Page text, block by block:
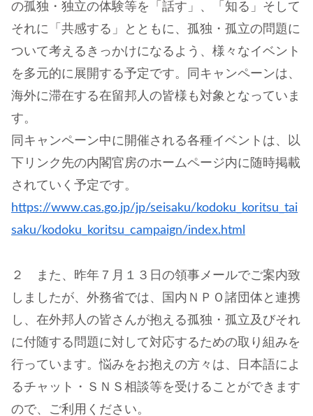
の孤独・独立の体験等を「話す」、「知る」そして
それに「共感する」とともに、孤独・孤立の問題に
ついて考えるきっかけになるよう、様々なイベント
を多元的に展開する予定です。同キャンペーンは、
海外に滞在する在留邦人の皆様も対象となっていま
す。
同キャンペーン中に開催される各種イベントは、以
下リンク先の内閣官房のホームページ内に随時掲載
されていく予定です。
https://www.cas.go.jp/jp/seisaku/kodoku_koritsu_tai
saku/kodoku_koritsu_campaign/index.html
２ また、昨年７月１３日の領事メールでご案内致
しましたが、外務省では、国内ＮＰＯ諸団体と連携
し、在外邦人の皆さんが抱える孤独・孤立及びそれ
に付随する問題に対して対応するための取り組みを
行っています。悩みをお抱えの方々は、日本語によ
るチャット・ＳＮＳ相談等を受けることができます
ので、ご利用ください。